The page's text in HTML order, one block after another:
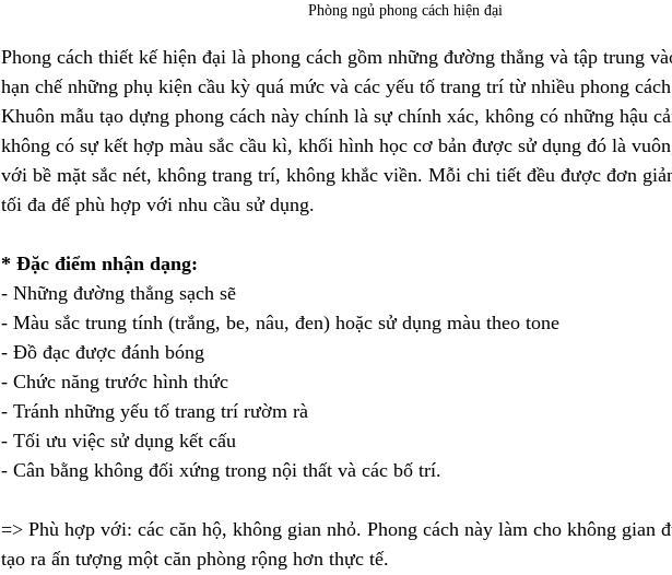
Phòng ngủ phong cách hiện đại
Phong cách thiết kế hiện đại là phong cách gồm những đường thẳng và tập trung
hạn chế những phụ kiện cầu kỳ quá mức và các yếu tố trang trí từ nhiều phong
Khuôn mẫu tạo dựng phong cách này chính là sự chính xác, không có những hậu
không có sự kết hợp màu sắc cầu kì, khối hình học cơ bản được sử dụng đó là
với bề mặt sắc nét, không trang trí, không khắc viền. Mỗi chi tiết đều được đơn
tối đa để phù hợp với nhu cầu sử dụng.
* Đặc điểm nhận dạng:
- Những đường thẳng sạch sẽ
- Màu sắc trung tính (trắng, be, nâu, đen) hoặc sử dụng màu theo tone
- Đồ đạc được đánh bóng
- Chức năng trước hình thức
- Tránh những yếu tố trang trí rườm rà
- Tối ưu việc sử dụng kết cấu
- Cân bằng không đối xứng trong nội thất và các bố trí.
=> Phù hợp với: các căn hộ, không gian nhỏ. Phong cách này làm cho không gian
tạo ra ấn tượng một căn phòng rộng hơn thực tế.